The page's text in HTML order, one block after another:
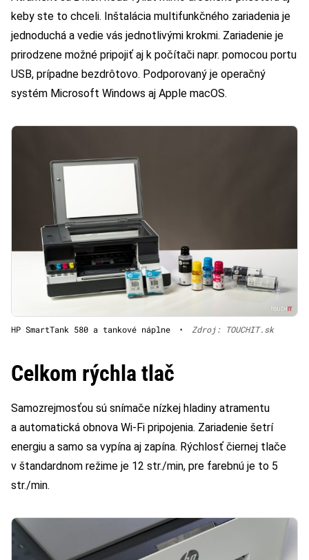
keby ste to chceli. Inštalácia multifunkčného zariadenia je
jednoduchá a vedie vás jednotlivými krokmi. Zariadenie je
prirodzene možné pripojiť aj k počítači napr. pomocou portu
USB, prípadne bezdrôtovo. Podporovaný je operačný
systém Microsoft Windows aj Apple macOS.
HP SmartTank 580 a tankové náplne • Zdroj: TOUCHIT.sk
Celkom rýchla tlač
Samozrejmosťou sú snímače nízkej hladiny atramentu
a automatická obnova Wi-Fi pripojenia. Zariadenie šetrí
energiu a samo sa vypína aj zapína. Rýchlosť čiernej tlače
v štandardnom režime je 12 str./min, pre farebnú je to 5
str./min.